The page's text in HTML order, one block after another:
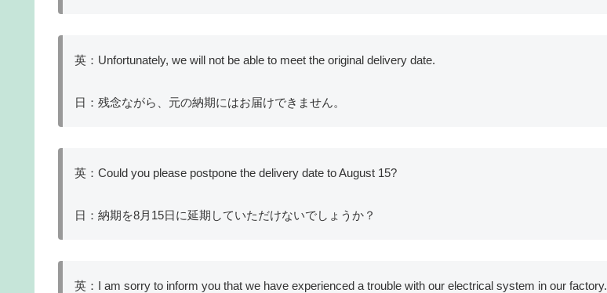
英：Unfortunately, we will not be able to meet the original delivery date.
日：残念ながら、元の納期にはお届けできません。
英：Could you please postpone the delivery date to August 15?
日：納期を8月15日に延期していただけないでしょうか？
英：I am sorry to inform you that we have experienced a trouble with our electrical system in our factory.